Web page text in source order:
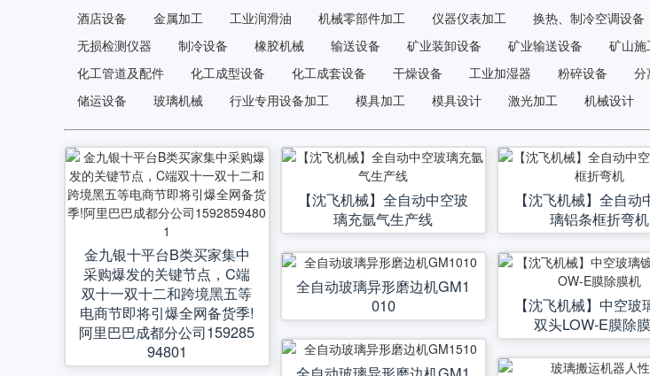
酒店设备
金属加工 工业润滑油 机械零部件加工 仪器仪表加工 换热、制冷空调设备
无损检测仪器
制冷设备 橡胶机械 输送设备 矿业装卸设备 矿业输送设备 矿山施
化工管道及配件
化工成型设备 化工成套设备 干燥设备 工业加湿器 粉碎设备 分
储运设备
玻璃机械 行业专用设备加工 模具加工 模具设计 激光加工 机械设计
金九银十平台B类买家集中
采购爆发的关键节点，C端
双十一双十二和跨境黑五等
电商节即将引爆全网备货季!
阿里巴巴成都分公司159285
94801
【沈飞机械】全自动中空玻
璃充氩气生产线
全自动玻璃异形磨边机GM1
010
【沈飞机械】全自动
璃铝条框折弯机
【沈飞机械】中空玻
双头LOW-E膜除